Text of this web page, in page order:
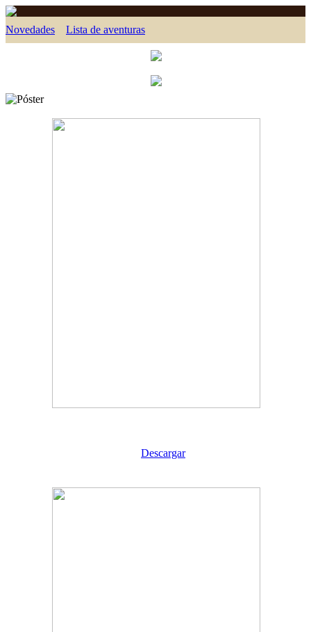
Novedades Lista de aventuras
Descargar